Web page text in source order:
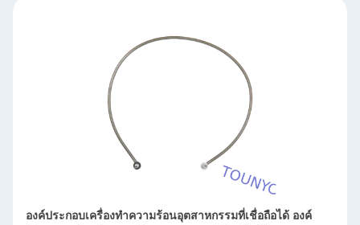
องค์ประกอบเครื่องทำความร้อนอุตสาหกรรมที่เชื่อถือได้ องค์